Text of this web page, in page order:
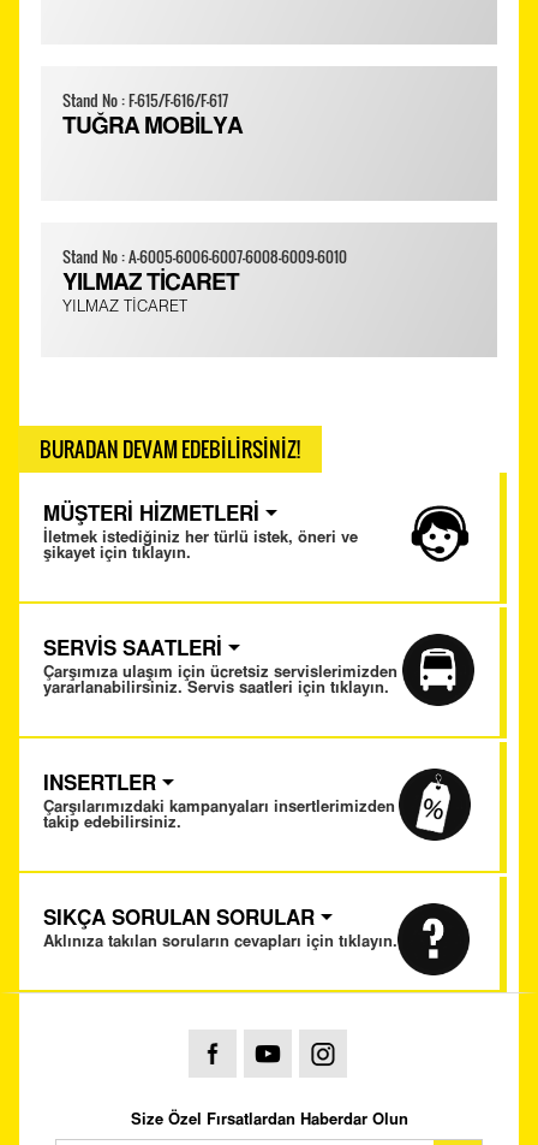
Stand No : F-615/F-616/F-617
TUĞRA MOBİLYA
Stand No : A-6005-6006-6007-6008-6009-6010
YILMAZ TİCARET
YILMAZ TİCARET
BURADAN DEVAM EDEBİLİRSİNİZ!
MÜŞTERİ HİZMETLERİ
İletmek istediğiniz her türlü istek, öneri ve
şikayet için tıklayın.
SERVİS SAATLERİ
Çarşımıza ulaşım için ücretsiz servislerimizden
yararlanabilirsiniz. Servis saatleri için tıklayın.
INSERTLER
Çarşılarımızdaki kampanyaları insertlerimizden
takip edebilirsiniz.
SIKÇA SORULAN SORULAR
Aklınıza takılan soruların cevapları için tıklayın.
Size Özel Fırsatlardan Haberdar Olun